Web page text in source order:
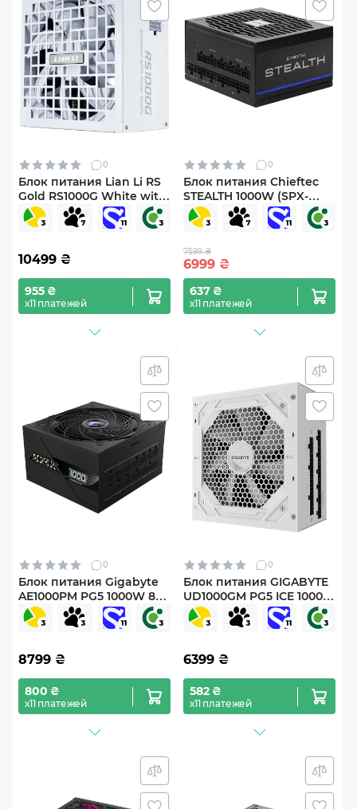
0
Блок питания Lian Li RS
Gold RS1000G White with
Hub, EU Cord
(G9P.RS1000G.WH00.EU)
10499 ₴
955 ₴
х11 платежей
0
Блок питания Chieftec
STEALTH 1000W (SPX-
1000-FC)
7599 ₴
6999 ₴
637 ₴
х11 платежей
0
Блок питания Gigabyte
AE1000PM PG5 1000W 80+
Platinum Modular PCIe
5.0 (GP-AE1000PM PG5)
8799 ₴
800 ₴
х11 платежей
0
Блок питания GIGABYTE
UD1000GM PG5 ICE 1000W
80+ Gold (GP-UD1000GM
PG5 ICE)
6399 ₴
582 ₴
х11 платежей